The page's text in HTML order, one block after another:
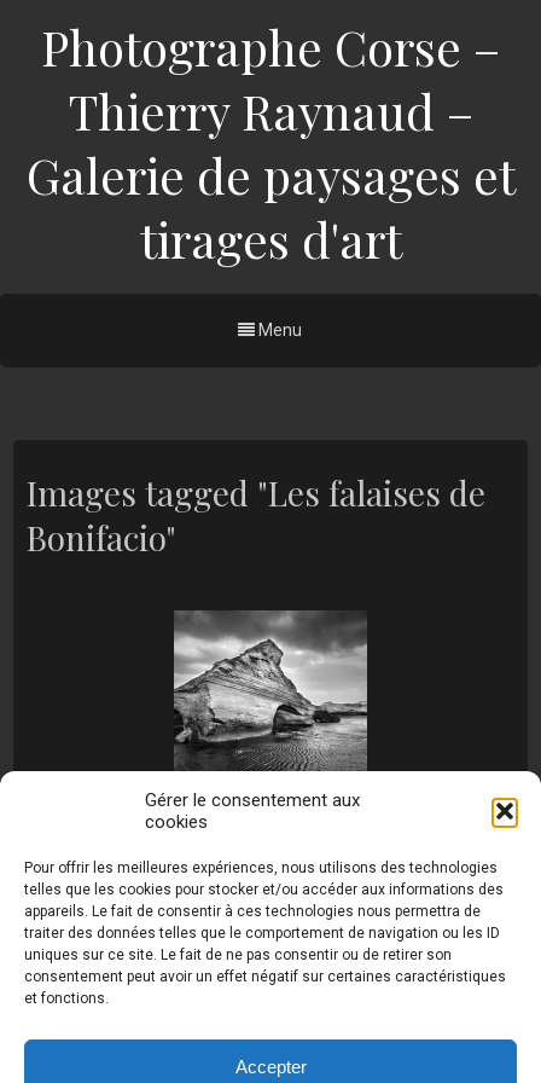
Gérer le consentement aux
cookies
Pour offrir les meilleures expériences, nous utilisons des technologies
telles que les cookies pour stocker et/ou accéder aux informations des
appareils. Le fait de consentir à ces technologies nous permettra de
traiter des données telles que le comportement de navigation ou les ID
uniques sur ce site. Le fait de ne pas consentir ou de retirer son
consentement peut avoir un effet négatif sur certaines caractéristiques
et fonctions.
Accepter
Photographe Corse –
Thierry Raynaud –
Galerie de paysages et
tirages d'art
Menu
Images tagged "Les falaises de
Bonifacio"
raynaud.com ©
Toutes les photos de ce site sont